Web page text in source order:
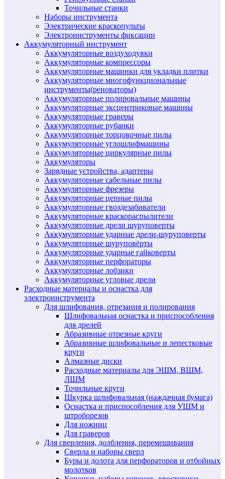
Точильные станки
Наборы инструмента
Электрические краскопульты
Электроинструменты фиксации
Аккумуляторный инструмент
Аккумуляторные воздуходувки
Аккумуляторные компрессоры
Аккумуляторные машинки для укладки плитки
Аккумуляторные многофункциональные
инструменты(реноваторы)
Аккумуляторные полировальные машины
Аккумуляторные эксцентриковые машины
Аккумуляторные граверы
Аккумуляторные рубанки
Аккумуляторные торцовочные пилы
Аккумуляторные углошлифмашины
Аккумуляторные циркулярные пилы
Аккумуляторы
Зарядные устройства, адаптеры
Аккумуляторные сабельные пилы
Аккумуляторные фрезеры
Аккумуляторные цепные пилы
Аккумуляторные гвоздезабиватели
Аккумуляторные краскораспылители
Аккумуляторные дрели шуруповерты
Аккумуляторные ударные дрели-шуруповерты
Аккумуляторные шуруповёрты
Аккумуляторные ударные гайковерты
Аккумуляторные перфораторы
Аккумуляторные лобзики
Аккумуляторные угловые дрели
Расходные материалы и оснастка для
электроинструмента
Для шлифования, отрезания и полирования
Шлифовальная оснастка и приспособления
для дрелей
Абразивные отрезные круги
Абразивные шлифовальные и лепестковые
круги
Алмазные диски
Расходные материалы для ЭШМ, ВШМ,
ЛШМ
Точильные круги
Шкурка шлифовальная (наждачная бумага)
Оснастка и приспособления для УШМ и
штроборезов
Для ножниц
Для граверов
Для сверления, долбления, перемешивания
Сверла и наборы сверл
Буры и долота для перфораторов и отбойных
молотков